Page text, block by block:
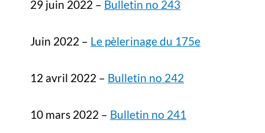
29 juin 2022 – Bulletin no 243
Juin 2022 – Le pèlerinage du 175e
12 avril 2022 – Bulletin no 242
10 mars 2022 – Bulletin no 241